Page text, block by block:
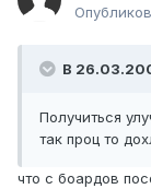
В
Получиться
так проц то
что с боардов